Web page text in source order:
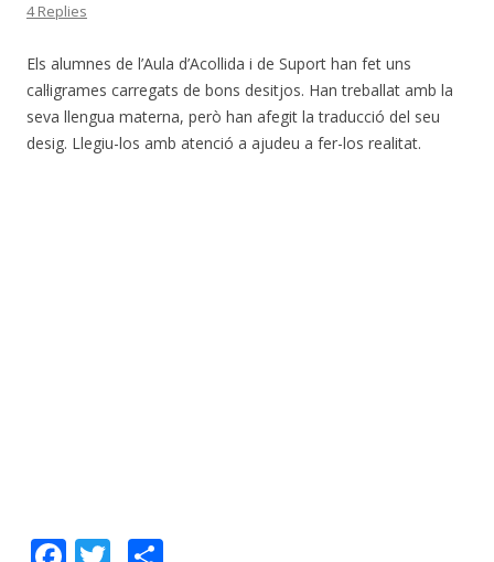
4 Replies
Els alumnes de l’Aula d’Acollida i de Suport han fet uns
cal·ligrames carregats de bons desitjos. Han treballat amb la
seva llengua materna, però han afegit la traducció del seu
desig. Llegiu-los amb atenció a ajudeu a fer-los realitat.